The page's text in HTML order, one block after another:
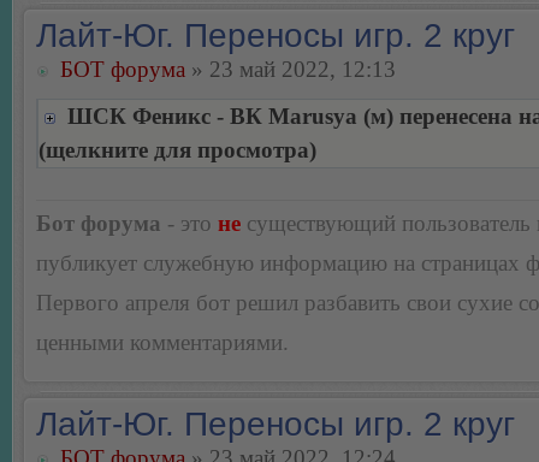
Лайт-Юг. Переносы игр. 2 круг
БОТ форума » 23 май 2022, 12:13
ШСК Феникс - ВК Marusya (м) перенесена
(щелкните для просмотра)
Бот форума - это не существующий пользователь
публикует служебную информацию на страницах
Первого апреля бот решил разбавить свои сухие
ценными комментариями.
Лайт-Юг. Переносы игр. 2 круг